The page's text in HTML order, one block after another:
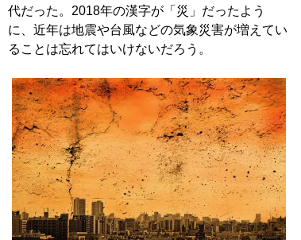
代だった。2018年の漢字が「災」だったよう
に、近年は地震や台風などの気象災害が増えてい
ることは忘れてはいけないだろう。